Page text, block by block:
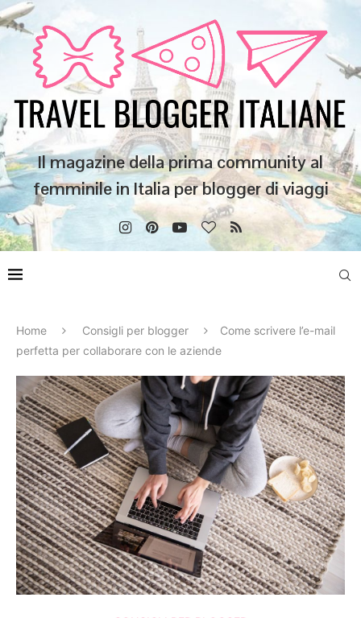
Il magazine della prima community al
femminile in Italia per blogger di viaggi
Home Consigli per blogger
Come scrivere l’e-mail
perfetta per collaborare con le aziende